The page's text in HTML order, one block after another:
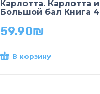
Карлотта. Карлотта и
Большой бал Книга 4
59.90₪
В корзину